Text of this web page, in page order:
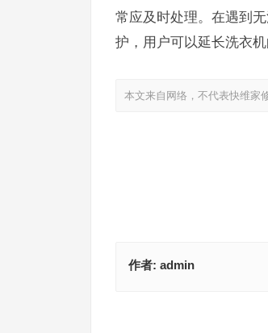
常应及时处理。在遇到
护，用户可以延长洗衣
本文来自网络，不代表快维家
作者: admin